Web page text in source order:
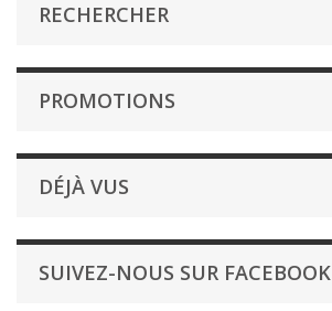
RECHERCHER
PROMOTIONS
DÉJÀ VUS
SUIVEZ-NOUS SUR FACEBOOK